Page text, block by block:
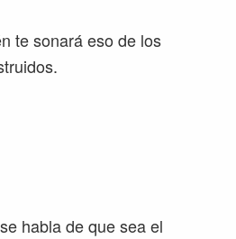
te sonará eso de los
habla de que sea el